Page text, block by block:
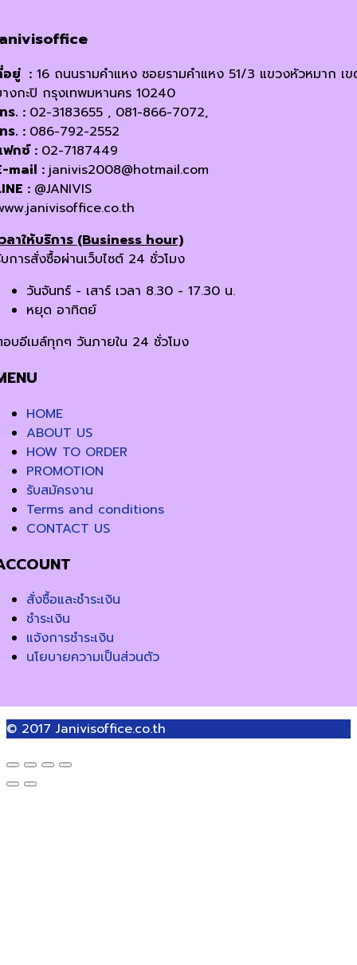
อยู่ : 16 ถนนรามคำแหง ซอยรามคำแหง 51/3 แขวงหัวหมาก เ
งกะปิ กรุงเทพมหานคร 10240
ร. : 02-3183655 , 081-866-7072,
ร. : 086-792-2552
กซ์ : 02-7187449
mail : janivis2008@hotmail.com
: @JANIVIS
ลาให้บริการ (Business hour)
การสั่งซื้อผ่านเว็บไซต์ 24 ชั่วโมง
วันจันทร์ - เสาร์ เวลา 8.30 - 17.30 น.
หยุด อาทิตย์
บอีเมล์ทุกๆ วันภายใน 24 ชั่วโมง
HOME
ABOUT US
HOW TO ORDER
PROMOTION
รับสมัครงาน
Terms and conditions
CONTACT US
สั่งซื้อและชำระเงิน
ชำระเงิน
แจ้งการชำระเงิน
นโยบายความเป็นส่วนตัว
© 2017 Janivisoffice.co.th